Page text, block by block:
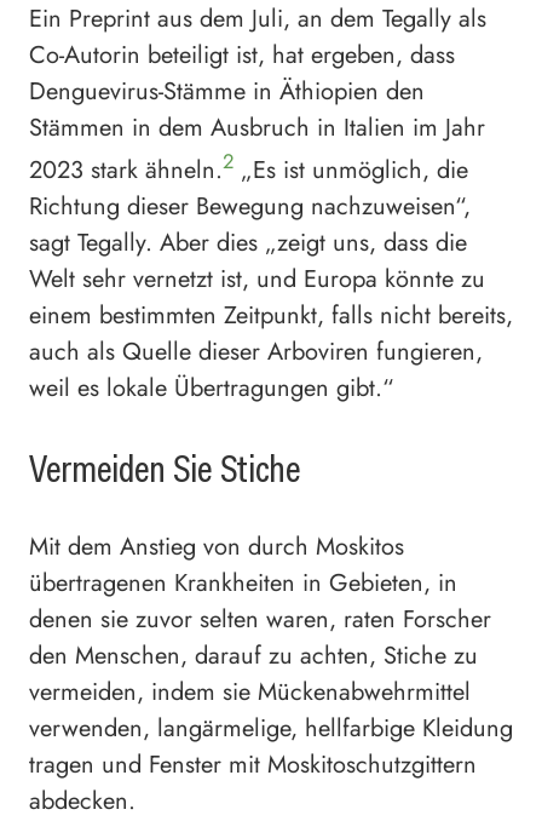
Ein Preprint aus dem Juli, an dem Tegally als
Co-Autorin beteiligt ist, hat ergeben, dass
Denguevirus-Stämme in Äthiopien den
Stämmen in dem Ausbruch in Italien im Jahr
2023 stark ähneln.2 „Es ist unmöglich, die
Richtung dieser Bewegung nachzuweisen“,
sagt Tegally. Aber dies „zeigt uns, dass die
Welt sehr vernetzt ist, und Europa könnte zu
einem bestimmten Zeitpunkt, falls nicht bereits,
auch als Quelle dieser Arboviren fungieren,
weil es lokale Übertragungen gibt.“
Vermeiden Sie Stiche
Mit dem Anstieg von durch Moskitos
übertragenen Krankheiten in Gebieten, in
denen sie zuvor selten waren, raten Forscher
den Menschen, darauf zu achten, Stiche zu
vermeiden, indem sie Mückenabwehrmittel
verwenden, langärmelige, hellfarbige Kleidung
tragen und Fenster mit Moskitoschutzgittern
abdecken.